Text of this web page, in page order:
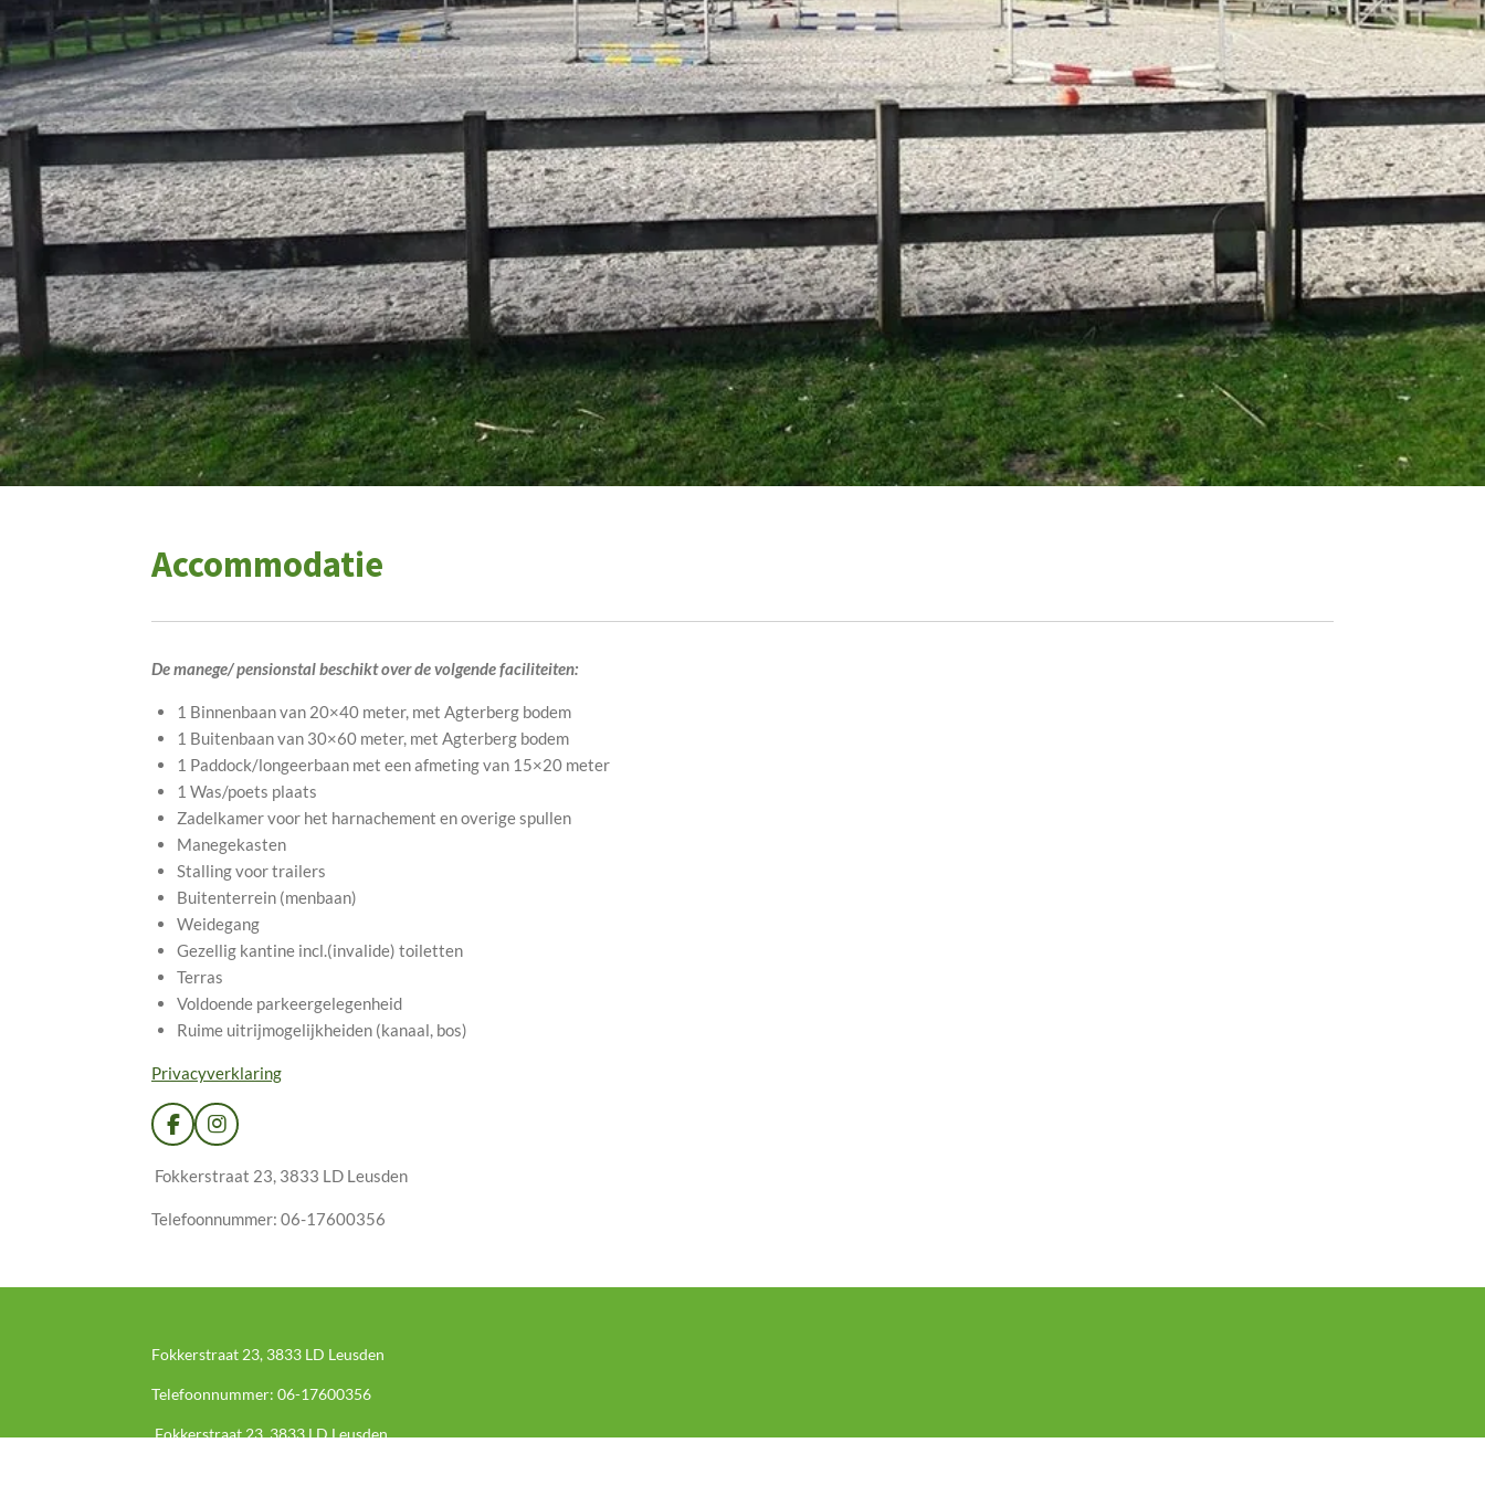
Accommodatie
De manege/ pensionstal beschikt over de volgende faciliteiten:
1 Binnenbaan van 20×40 meter, met Agterberg bodem
1 Buitenbaan van 30×60 meter, met Agterberg bodem
1 Paddock/longeerbaan met een afmeting van 15×20 meter
1 Was/poets plaats
Zadelkamer voor het harnachement en overige spullen
Manegekasten
Stalling voor trailers
Buitenterrein (menbaan)
Weidegang
Gezellig kantine incl.(invalide) toiletten
Terras
Voldoende parkeergelegenheid
Ruime uitrijmogelijkheiden (kanaal, bos)
Privacyverklaring
F
a
c
b
o
I
n
s
a
g
m
Fokkerstraat 23, 3833 LD Leusden
Telefoonnummer: 06-17600356
Fokkerstraat 23, 3833 LD Leusden
Telefoonnummer: 06-17600356
Fokkerstraat 23, 3833 LD Leusden